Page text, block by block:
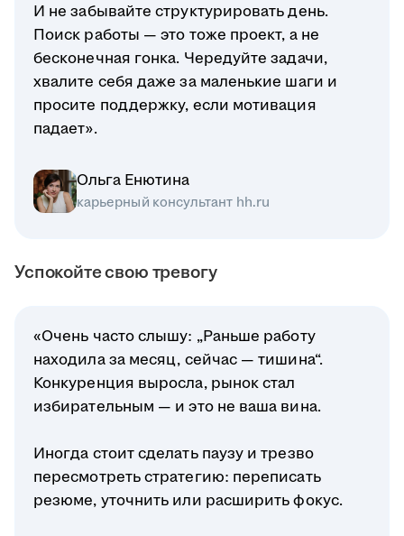
И не забывайте структурировать день.
Поиск работы — это тоже проект, а не
бесконечная гонка. Чередуйте задачи,
хвалите себя даже за маленькие шаги и
просите поддержку, если мотивация
падает».
Ольга Енютина
карьерный консультант hh.ru
Успокойте свою тревогу
«Очень часто слышу: „Раньше работу
находила за месяц, сейчас — тишина“.
Конкуренция выросла, рынок стал
избирательным — и это не ваша вина.
Иногда стоит сделать паузу и трезво
пересмотреть стратегию: переписать
резюме, уточнить или расширить фокус.